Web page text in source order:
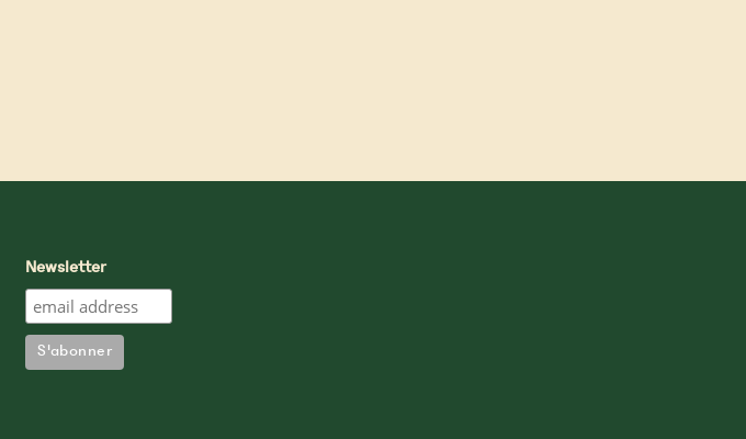
Newsletter